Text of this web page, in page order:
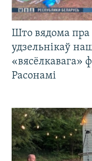
Што вядома
удзельнікаў
«вясёлкавага»
Расонамі